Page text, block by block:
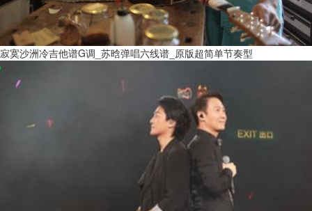
寂寞沙洲冷吉他谱G调_苏晗弹唱六线谱_原版超简单节奏型